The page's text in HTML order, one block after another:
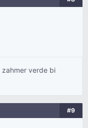
zahmer verde bi
#9